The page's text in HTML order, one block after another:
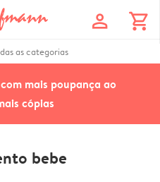
profile shopping_cart
as categorias
mais poupança ao
cópias
bebe